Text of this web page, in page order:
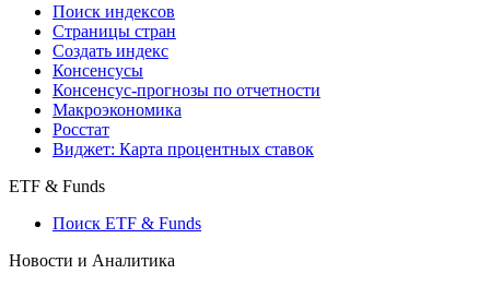
Поиск индексов
Страницы стран
Создать индекс
Консенсусы
Консенсус-прогнозы по отчетности
Макроэкономика
Росстат
Виджет: Карта процентных ставок
ETF & Funds
Поиск ETF & Funds
Новости и Аналитика